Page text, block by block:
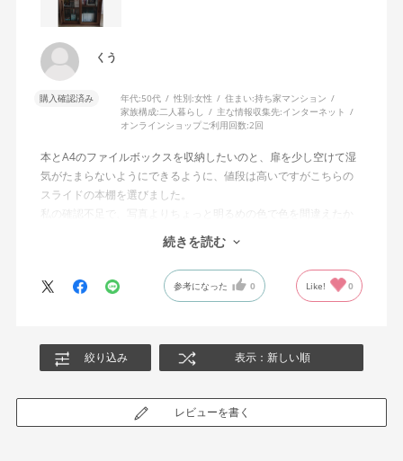
くう
購入確認済み 年代:50代 性別:女性 住まい:持ち家マンション
家族構成:二人暮らし 主な情報収集先:インターネット
オンラインショップご利用回数:2回
本とA4のファイルボックスを収納したいのと、扉を少し空けて湿
気がたまらないようにできるように、値段は高いですがこちらの
スライドの本棚を選びました。
私の確認不足で、写真よりちょっと明るめの色で色を間違えたか
な？と思いましたが、機能的には大満足です。（一番濃い色にす
扉のあけしめもスムーズです。
奥行がかなりあるので、本は2列収納しました。
配送も設置までしてくれて丁寧でした。
続きを読む
参考になった 0 Like! 0
絞り込み 表示：新しい順
レビューを書く